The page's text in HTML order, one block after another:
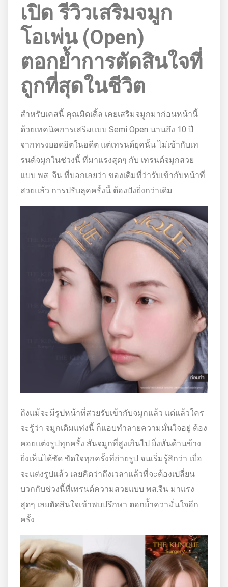
เปิด รีวิวเสริมจมูก
โอเพ่น (Open)
ตอกย้ำการตัดสินใจที่
ถูกที่สุดในชีวิต
สำหรับเคสนี้ คุณมิดเดิ้ล เคยเสริมจมูกมาก่อนหน้านี้
ด้วยเทคนิคการเสริมแบบ Semi Open นานถึง 10 ปี
จากทรงยอดฮิตในอดีต แต่เทรนด์ยุคนั้น ไม่เข้ากับเท
รนด์จมูกในช่วงนี้ ที่มาแรงสุดๆ กับ เทรนด์จมูกสวย
แบบ พส. จีน ที่บอกเลยว่า ของเดิมที่ว่ารับเข้ากับหน้าที่
สวยแล้ว การปรับลุคครั้งนี้ ต้องปังยิ่งกว่าเดิม
ถึงแม้จะมีรูปหน้าที่สวยรับเข้ากับจมูกแล้ว แต่แล้วใคร
จะรู้ว่า จมูกเดิมแท่งนี้ ก็แอบทำลายความมั่นใจอยู่ ต้อง
คอยแต่งรูปทุกครั้ง สันจมูกที่สูงเกินไป ยิ่งหันด้านข้าง
ยิ่งเห็นได้ชัด ขัดใจทุกครั้งที่ถ่ายรูป จนเริ่มรู้สึกว่า เบื่อ
จะแต่งรูปแล้ว เลยคิดว่าถึงเวลาแล้วที่จะต้องเปลี่ยน
บวกกับช่วงนี้ที่เทรนด์ความสวยแบบ พส.จีน มาแรง
สุดๆ เลยตัดสินใจเข้าพบปรึกษา ตอกย้ำความั่นใจอีก
ครั้ง